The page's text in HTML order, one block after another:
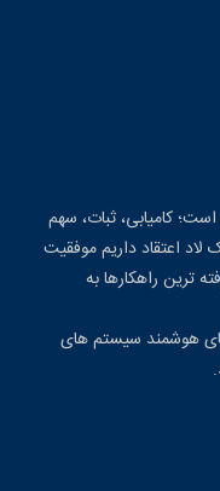
کامیابی، ثبات، سهم
لاد اعتقاد داریم موفقیت
ترین راهکارها به
راهکارهای هوشمند سیستم های